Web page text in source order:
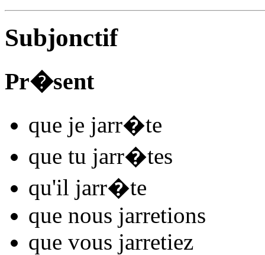
Subjonctif
Pr�sent
que je jarr�te
que tu jarr�tes
qu'il jarr�te
que nous jarretions
que vous jarretiez